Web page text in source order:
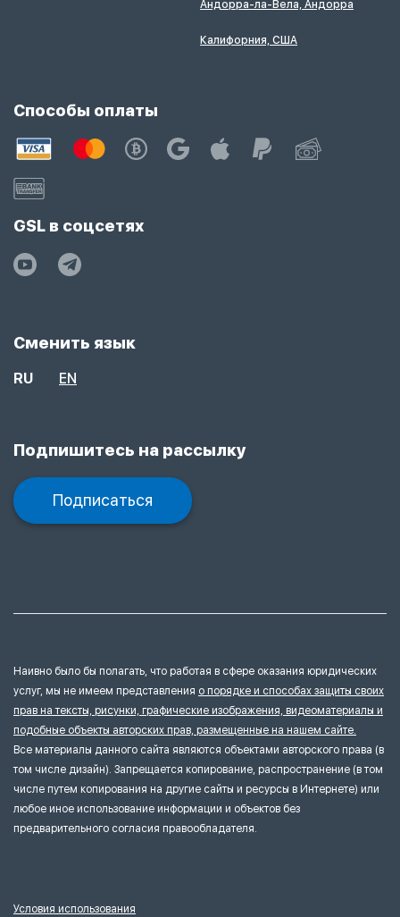
Андорра-ла-Вела, Андорра
Калифорния, США
Способы оплаты
GSL в соцсетях
Сменить язык
RU EN
Подпишитесь на рассылку
Подписаться
Наивно было бы полагать, что работая в сфере оказания юридических
услуг, мы не имеем представления о порядке и способах защиты своих
прав на тексты, рисунки, графические изображения, видеоматериалы и
подобные объекты авторских прав, размещенные на нашем сайте.
Все материалы данного сайта являются объектами авторского права (в
том числе дизайн). Запрещается копирование, распространение (в том
числе путем копирования на другие сайты и ресурсы в Интернете) или
любое иное использование информации и объектов без
предварительного согласия правообладателя.
Условия использования